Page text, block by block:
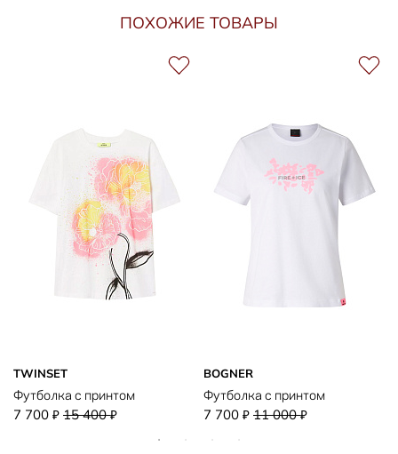
ПОХОЖИЕ ТОВАРЫ
TWINSET
Футболка с принтом
7 700 ₽ 15 400₽
BOGNER
Футболка с принтом
7 700 ₽ 11 000₽